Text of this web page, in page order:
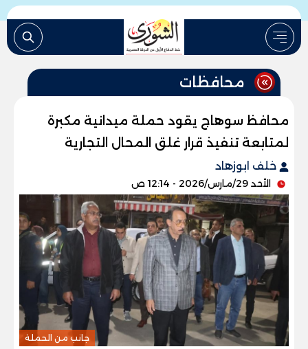
محافظات
محافظ سوهاج يقود حملة ميدانية مكبرة
لمتابعة تنفيذ قرار غلق المحال التجارية
خلف ابوزهاد
الأحد 29/مارس/2026 - 12:14 ص
جانب من الحملة